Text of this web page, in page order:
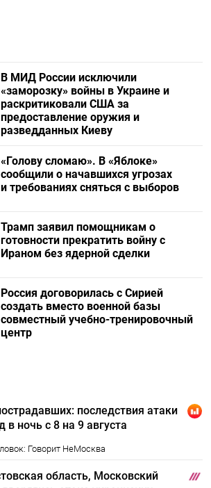
В МИД России исключили
«заморозку» войны в Украине и
раскритиковали США за
предоставление оружия и
разведданных Киеву
«Голову сломаю». В «Яблоке»
сообщили о начавшихся угрозах
и требованиях сняться с выборов
Трамп заявил помощникам о
готовности прекратить войну с
Ираном без ядерной сделки
Россия договорилась с Сирией
создать вместо военной базы
совместный учебно-тренировочный
центр